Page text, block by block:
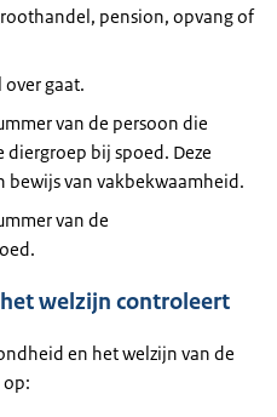
pension, opvang of
gaat.
van de persoon die
bij spoed. Deze
bewijs van vakbekwaamheid.
van de
welzijn controleert
en het welzijn van de